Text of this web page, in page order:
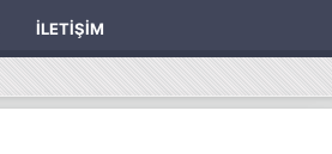
İLETIŞIM